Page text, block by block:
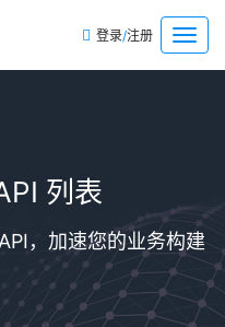
菜
单
登录/注册
列表
，加速您的业务构建